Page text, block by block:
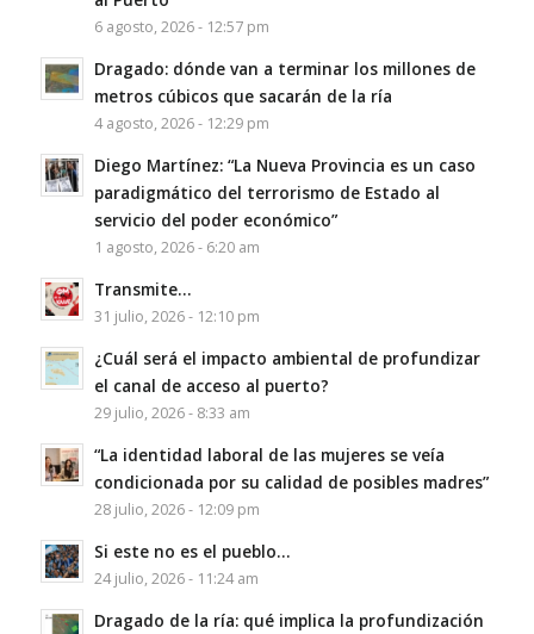
6 agosto, 2026 - 12:57 pm
Dragado: dónde van a terminar los millones de
metros cúbicos que sacarán de la ría
4 agosto, 2026 - 12:29 pm
Diego Martínez: “La Nueva Provincia es un caso
paradigmático del terrorismo de Estado al
servicio del poder económico”
1 agosto, 2026 - 6:20 am
Transmite…
31 julio, 2026 - 12:10 pm
¿Cuál será el impacto ambiental de profundizar
el canal de acceso al puerto?
29 julio, 2026 - 8:33 am
“La identidad laboral de las mujeres se veía
condicionada por su calidad de posibles madres”
28 julio, 2026 - 12:09 pm
Si este no es el pueblo…
24 julio, 2026 - 11:24 am
Dragado de la ría: qué implica la profundización